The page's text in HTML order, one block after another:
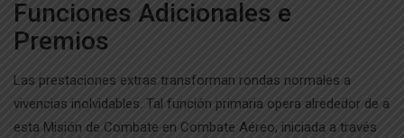
Funciones Adicionales e
Premios
Las prestaciones extras transforman rondas normales a
vivencias inolvidables. Tal función primaria opera alrededor de a
esta Misión de Combate en Combate Aéreo, iniciada a través